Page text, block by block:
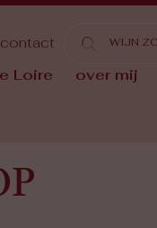
contact
Loire over mij